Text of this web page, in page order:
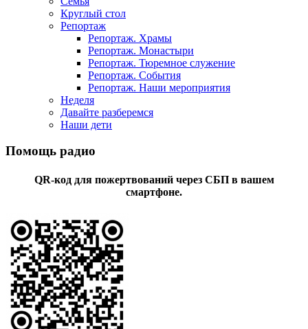
Круглый стол
Репортаж
Репортаж. Храмы
Репортаж. Монастыри
Репортаж. Тюремное служение
Репортаж. События
Репортаж. Наши мероприятия
Неделя
Давайте разберемся
Наши дети
Помощь радио
QR-код для пожертвований через СБП в вашем
смартфоне.